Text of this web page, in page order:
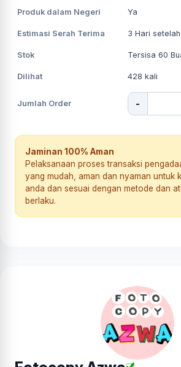
Produk dalam Negeri Ya
Estimasi Serah Terima 3 Hari
Stok Tersisa 60
Dilihat 428 kali
Jumlah Order -
Jaminan 100% Aman
Pelaksanaan proses transaksi
yang mudah, aman dan nyaman untuk
anda dan sesuai dengan metode dan
berlaku.